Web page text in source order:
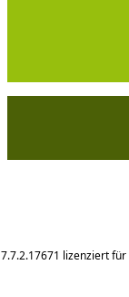
7.7.2.17671 lizenziert für